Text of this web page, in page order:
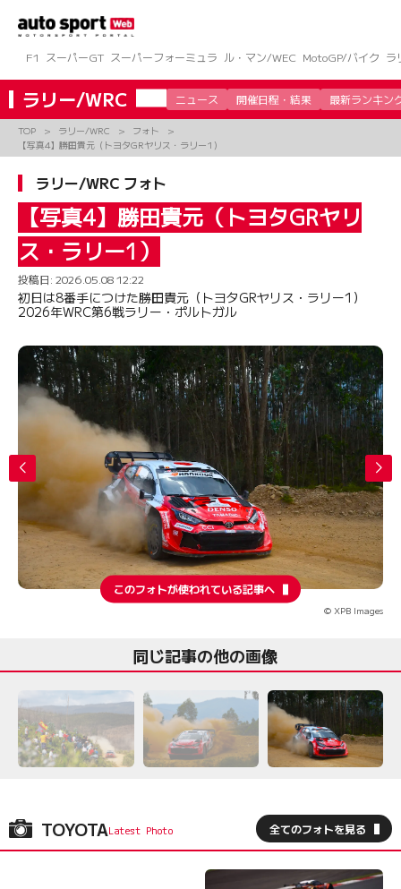
ツ
へ
ス
キ
プ
F1 スーパーGT スーパーフォーミュラ ル・マン/WEC MotoGP/バイク ラ
ラリー/WRC ニュース 開催日程・結果 最新ランキン
TOP ラリー/WRC
フォト
【写真4】勝田貴元（トヨタGRヤリス・ラリー1）
ラリー/WRC フォト
【写真4】勝田貴元（トヨタGRヤリ
ス・ラリー1）
投稿日: 2026.05.08 12:22
初日は8番手につけた勝田貴元（トヨタGRヤリス・ラリー1）
2026年WRC第6戦ラリー・ポルトガル
このフォトが使われている記事へ
© XPB Images
同じ記事の他の画像
TOYOTA 全てのフォトを見る